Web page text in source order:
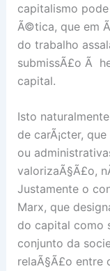
capitalismo
Ã©tica, que em
do trabalho
submissÃ£o Ã
capital.
Isto
de carÃ¡cter,
ou
valorizaÃ§Ã£o,
Justamente o
Marx, que
do capital como
conjunto da
relaÃ§Ã£o entre